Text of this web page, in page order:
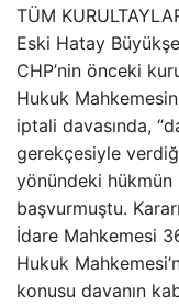
TÜM
Eski Hatay
CHP’nin önceki
Hukuk
iptali davasında,
gerekçesiyle
yönündeki hükmün
başvurmuştu.
İdare Mahkemesi
Hukuk
konusu davanın